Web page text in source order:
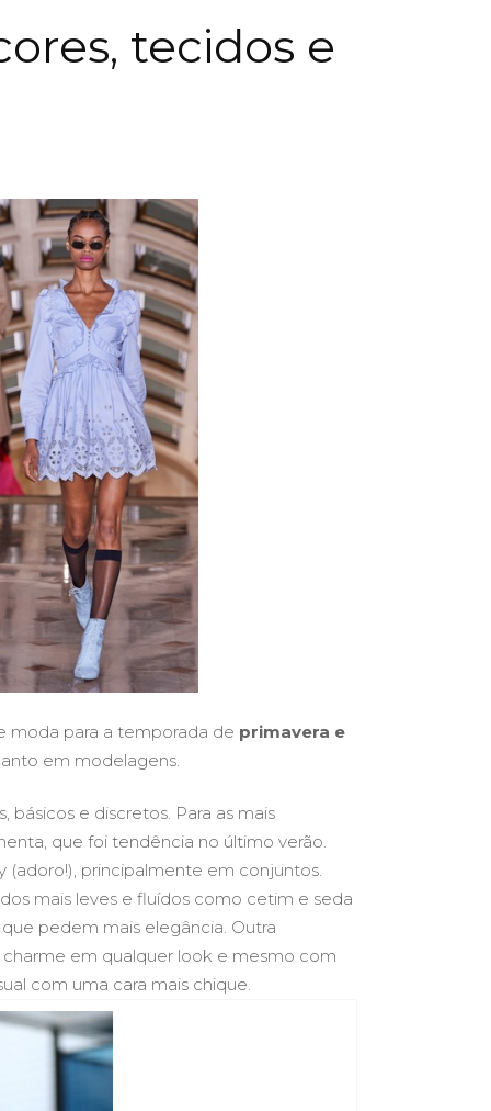
tecidos e
moda para a temporada de primavera e
em modelagens.
básicos e discretos. Para as mais
que foi tendência no último verão.
principalmente em conjuntos.
mais leves e fluídos como cetim e seda
pedem mais elegância. Outra
em qualquer look e mesmo com
com uma cara mais chique.